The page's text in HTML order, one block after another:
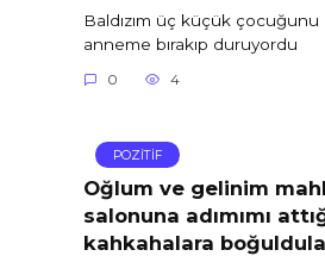
Baldızım üç küçük
anneme bırakıp duruyordu
0 4
POZİTİF
Oğlum ve gelinim
salonuna adımımı
kahkahalara